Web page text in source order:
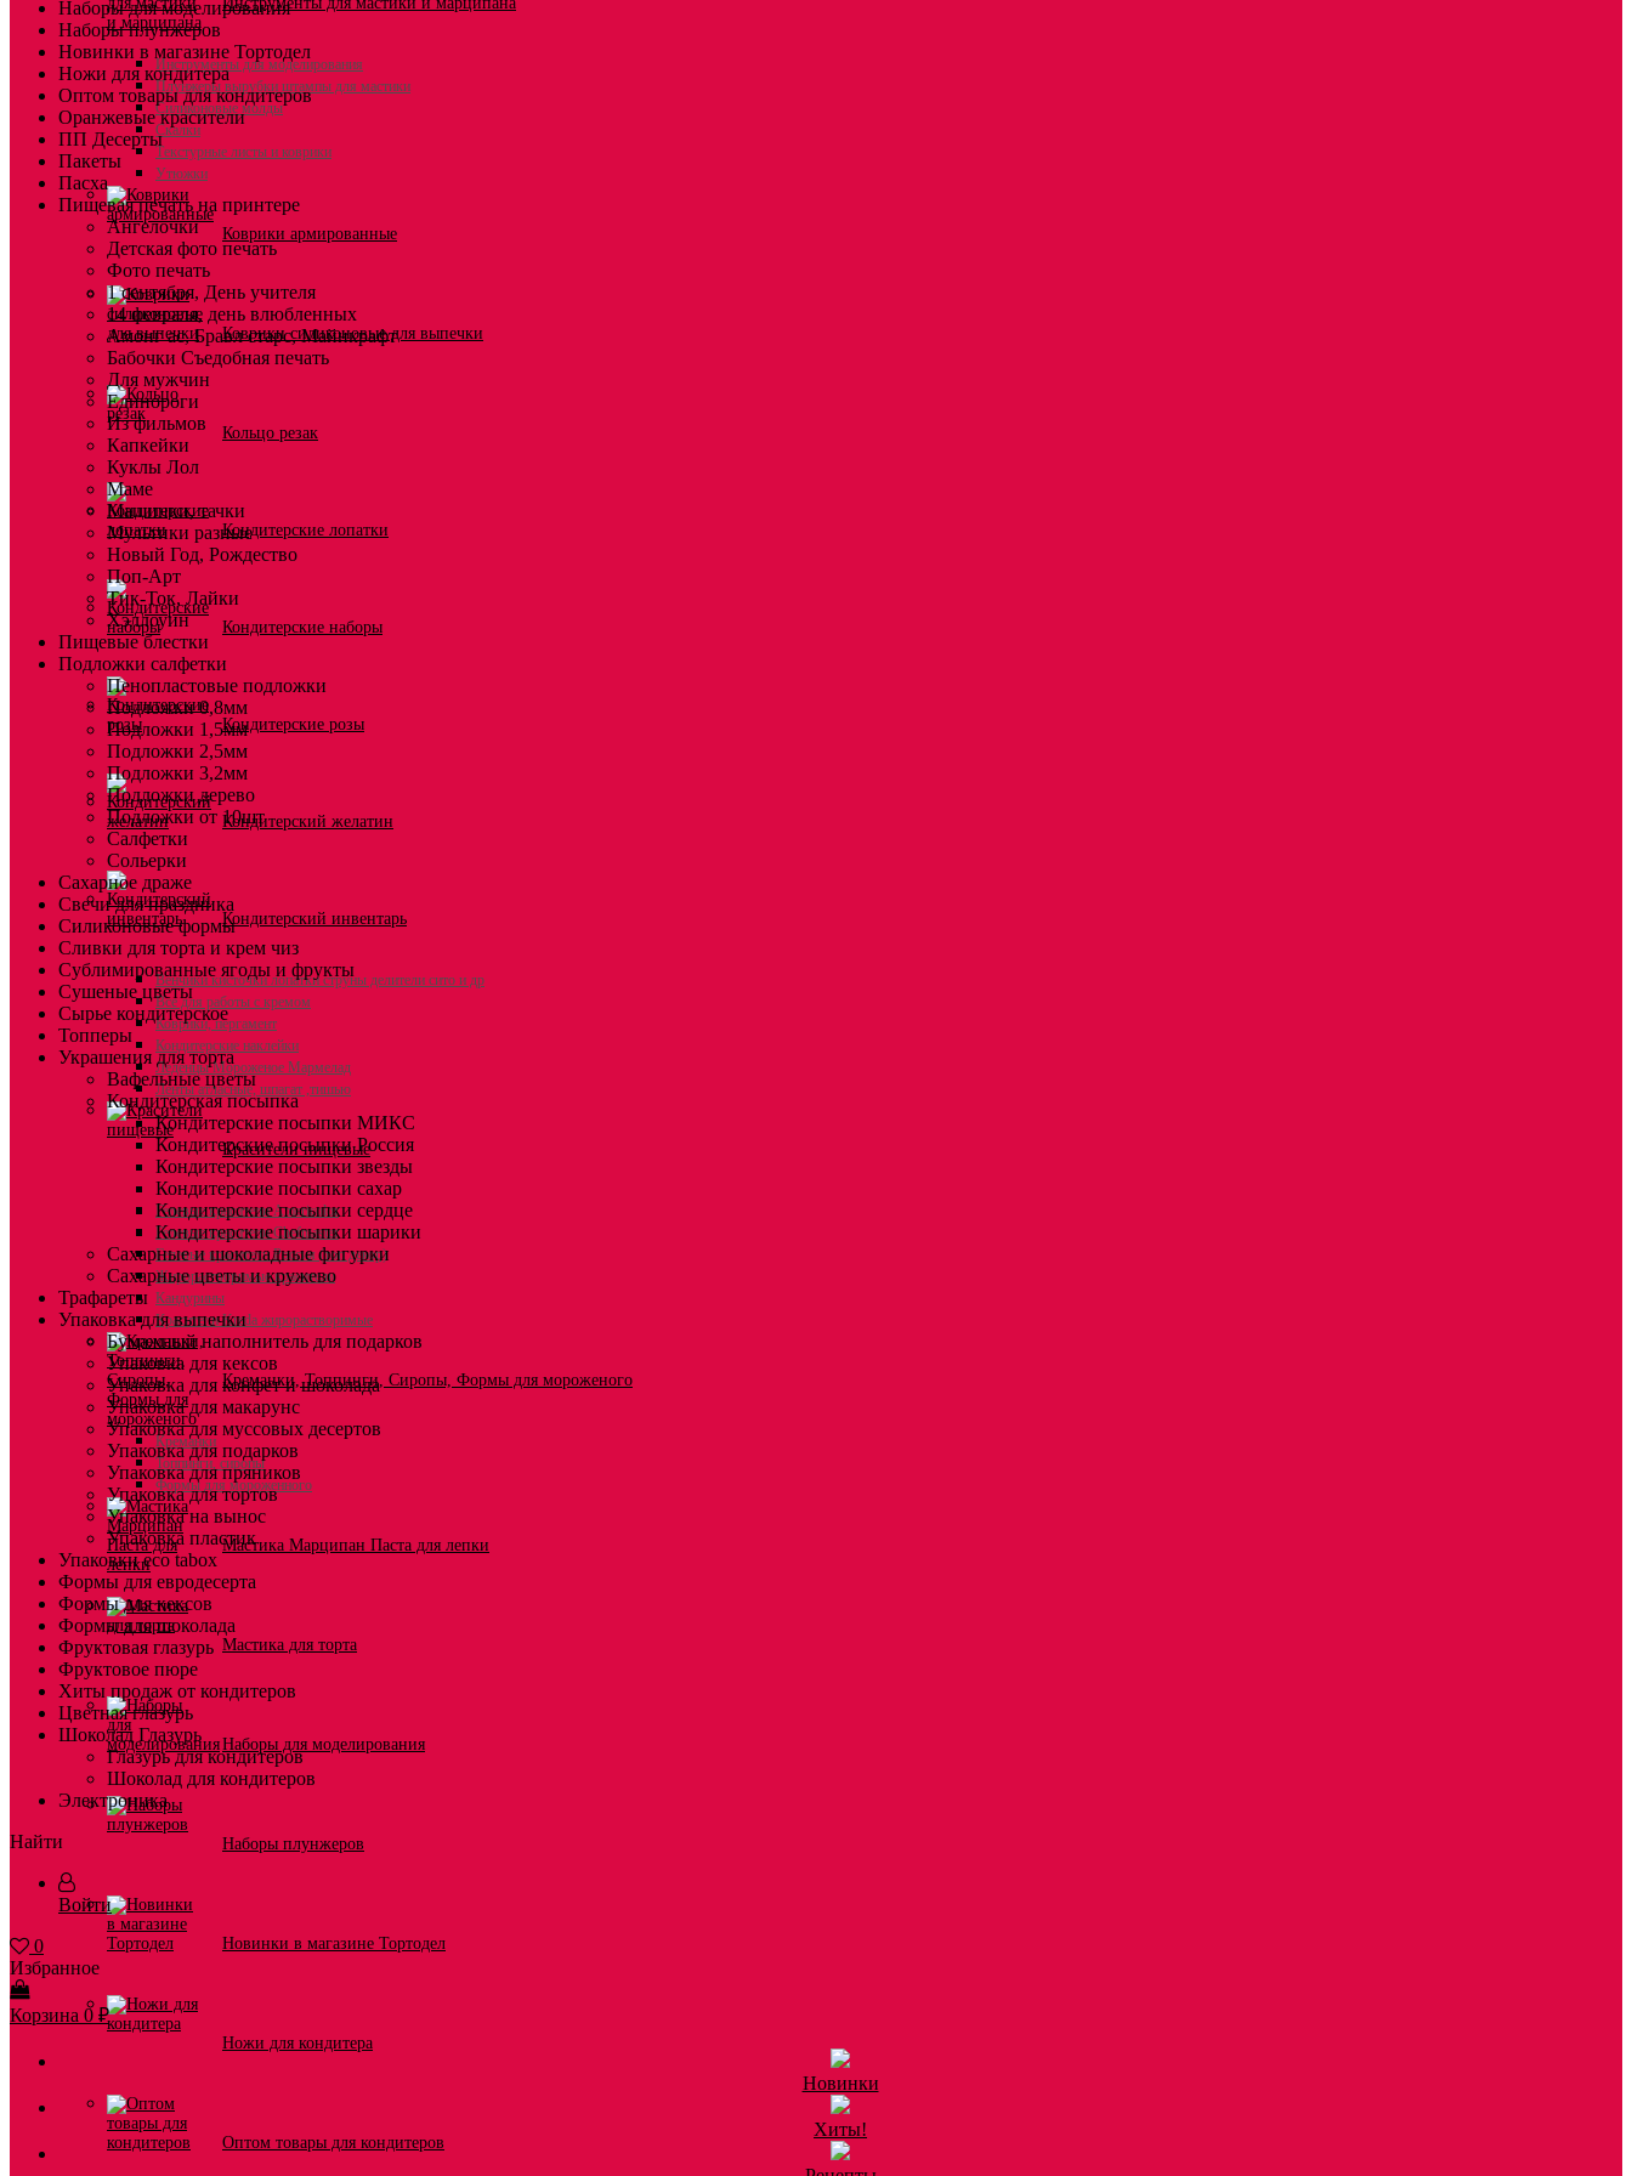
Инструменты для моделирования
Плунжеры вырубки штампы для мастики
Силиконовые молды
Скалки
Текстурные листы и коврики
Утюжки
Коврики армированные
Коврики силиконовые для выпечки
Кольцо резак
Кондитерские лопатки
Кондитерские наборы
Кондитерские розы
Кондитерский желатин
Кондитерский инвентарь
Венчики кисточки лопатки струны делители сито и др
Все для работы с кремом
Коврики, пергамент
Кондитерские наклейки
Леденцы Мороженое Мармелад
Ленты атласные, шпагат ,тишью
Красители пищевые
Гелевые красители Americolor
Гелевые красители Chefmaster
Гелевые красители Россия (топ декор)
Жирорастворимые красители
Кандурины
Красители Kreda жирорастворимые
Креманки, Топпинги, Сиропы, Формы для мороженого
Креманки
Топпинги, сиропы
Формы для мороженного
Мастика Марципан Паста для лепки
Мастика для торта
Наборы для моделирования
Наборы плунжеров
Новинки в магазине Тортодел
Ножи для кондитера
Оптом товары для кондитеров
Наборы для моделирования
Наборы плунжеров
Новинки в магазине Тортодел
Ножи для кондитера
Оптом товары для кондитеров
Оранжевые красители
ПП Десерты
Пакеты
Пасха
Пищевая печать на принтере
Ангелочки
Детская фото печать
Фото печать
1 сентября, День учителя
14 февраля, день влюбленных
Амонг ас, Бравл старс, Майнкрафт
Бабочки Съедобная печать
Для мужчин
Единороги
Из фильмов
Капкейки
Куклы Лол
Маме
Машинки, тачки
Мультики разные
Новый Год, Рождество
Поп-Арт
Тик-Ток, Лайки
Хэллоуин
Пищевые блестки
Подложки салфетки
Пенопластовые подложки
Подложки 0,8мм
Подложки 1,5мм
Подложки 2,5мм
Подложки 3,2мм
Подложки дерево
Подложки от 10шт
Салфетки
Сольерки
Сахарное драже
Свечи для праздника
Силиконовые формы
Сливки для торта и крем чиз
Сублимированные ягоды и фрукты
Сушеные цветы
Сырье кондитерское
Топперы
Украшения для торта
Вафельные цветы
Кондитерская посыпка
Кондитерские посыпки МИКС
Кондитерские посыпки Россия
Кондитерские посыпки звезды
Кондитерские посыпки сахар
Кондитерские посыпки сердце
Кондитерские посыпки шарики
Сахарные и шоколадные фигурки
Сахарные цветы и кружево
Трафареты
Упаковка для выпечки
Бумажный наполнитель для подарков
Упаковка для кексов
Упаковка для конфет и шоколада
Упаковка для макарунс
Упаковка для муссовых десертов
Упаковка для подарков
Упаковка для пряников
Упаковка для тортов
Упаковка на вынос
Упаковка пластик
Упаковки eco tabox
Формы для евродесерта
Формы для кексов
Формы для шоколада
Фруктовая глазурь
Фруктовое пюре
Хиты продаж от кондитеров
Цветная глазурь
Шоколад Глазурь
Глазурь для кондитеров
Шоколад для кондитеров
Электроника
Найти
Войти
0
Избранное
Корзина 0 ₽
Новинки
Хиты!